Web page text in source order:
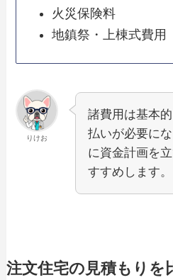
火災保険料
地鎮祭・上棟式費用
りけお
諸費用は基本
払いが必要に
に資金計画を
すすめします。
注文住宅の見積もりを